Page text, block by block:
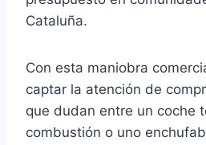
Cataluña.
Con esta maniobra
captar la atención de
que dudan entre un coche
combustión o uno